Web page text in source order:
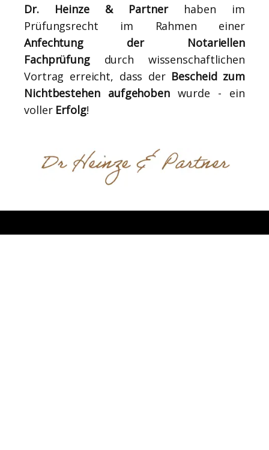
Dr. Heinze & Partnerhaben im
Prüfungsrecht im Rahmen einer
Anfechtung der Notariellen
Fachprüfung durch wissenschaftlichen
Vortrag erreicht, dass der Bescheid zum
Nichtbestehen aufgehoben wurde - ein
voller Erfolg!